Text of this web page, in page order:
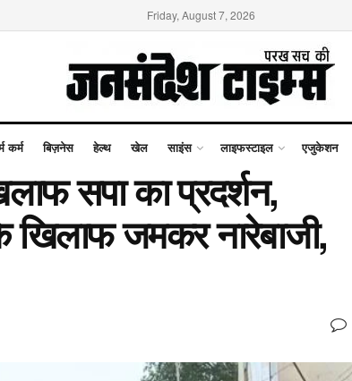
Friday, August 7, 2026
कर्म बिज़नेस हेल्थ खेल साइंस लाइफस्टाइल एजुकेशन
सपा का प्रदर्शन,
खिलाफ जमकर नारेबाजी,